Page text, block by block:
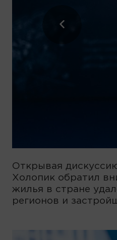
Открывая
Холопик обратил
жилья в стране
регионов и